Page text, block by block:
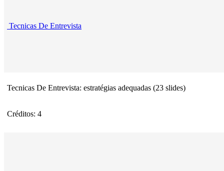
Tecnicas De Entrevista
Tecnicas De Entrevista: estratégias adequadas (23 slides)
Créditos: 4